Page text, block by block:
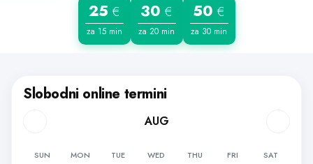
25 €
za 15 min
30 €
za 20 min
50 €
za 30 min
Slobodni online termini
AUG
SUN MON TUE WED THU FRI SAT